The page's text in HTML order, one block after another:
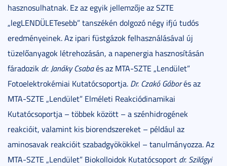
hasznosulhatnak. Ez az egyik jellemzője az SZTE
„legLENDÜLETesebb” tanszékén dolgozó négy ifjú tudós
eredményeinek. Az ipari füstgázok felhasználásával új
tüzelőanyagok létrehozásán, a napenergia hasznosításán
fáradozik dr. Janáky Csabaés az MTA-SZTE „Lendület”
Fotoelektrokémiai Kutatócsoportja. Dr. Czakó Gáborés az
MTA-SZTE „Lendület” Elméleti Reakciódinamikai
Kutatócsoportja – többek között – a szénhidrogének
reakcióit, valamint kis biorendszereket – például az
aminosavak reakcióit szabadgyökökkel – tanulmányozza. Az
MTA-SZTE „Lendület” Biokolloidok Kutatócsoport dr. Szilágyi